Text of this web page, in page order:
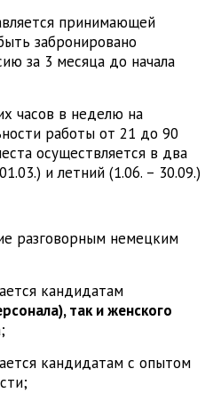
принимающей
забронировано
за 3 месяца до начала
часов в неделю на
работы от 21 до 90
осуществляется в два
и летний (1.06. – 30.09.)
разговорным немецким
кандидатам
так и женского
кандидатам с опытом